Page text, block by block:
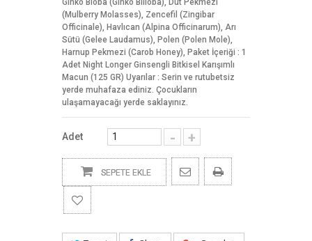
(Mulberry Molasses), Zencefil (Zingibar
Officinale), Havlıcan (Alpina Officinarum), Arı
Sütü (Gelee Laudamus), Polen (Polen Mole),
Harnup Pekmezi (Carob Honey), Paket İçeriği : 1
Adet Night Longer Ginsengli Bitkisel Karışımlı
Macun (125 GR) Uyarılar : Serin ve rutubetsiz
yerde muhafaza ediniz. Çocukların
ulaşamayacağı yerde saklayınız.
Adet - +
SEPETE EKLE